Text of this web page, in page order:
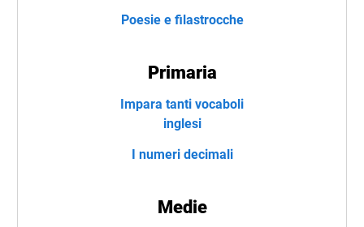
Poesie e filastrocche
Primaria
Impara tanti vocaboli
inglesi
I numeri decimali
Medie